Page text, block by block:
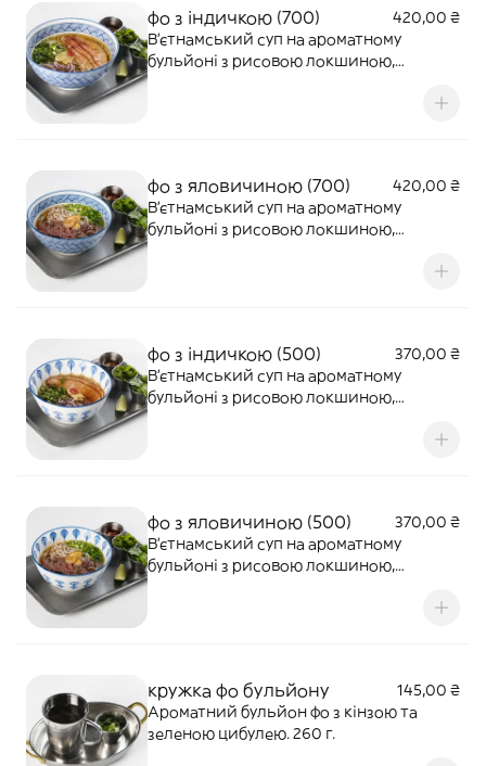
фо з індичкою (700)
420,00 ₴
В'єтнамський суп на ароматному
бульйоні з рисовою локшиною,
фо з яловичиною (700)
420,00 ₴
В'єтнамський суп на ароматному
бульйоні з рисовою локшиною,
фо з індичкою (500)
370,00 ₴
В'єтнамський суп на ароматному
бульйоні з рисовою локшиною,
фо з яловичиною (500)
370,00 ₴
В'єтнамський суп на ароматному
бульйоні з рисовою локшиною,
кружка фо бульйону
145,00 ₴
Ароматний бульйон фо з кінзою та
зеленою цибулею. 260 г.